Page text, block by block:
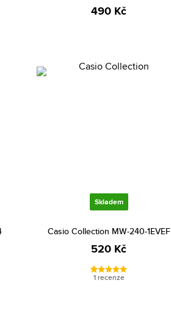
490 Kč
Skladem
Casio Collection MW-240-1EVEF
520 Kč
1 recenze